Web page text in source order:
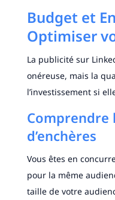
Budget et
Optimiser
La publicité sur
onéreuse, mais la
l’investissement si
Comprendre
d’enchères
Vous êtes en
pour la même
taille de votre